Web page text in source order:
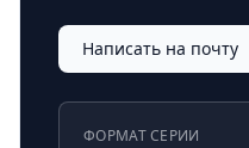
Написать на почту
ФОРМАТ СЕРИИ